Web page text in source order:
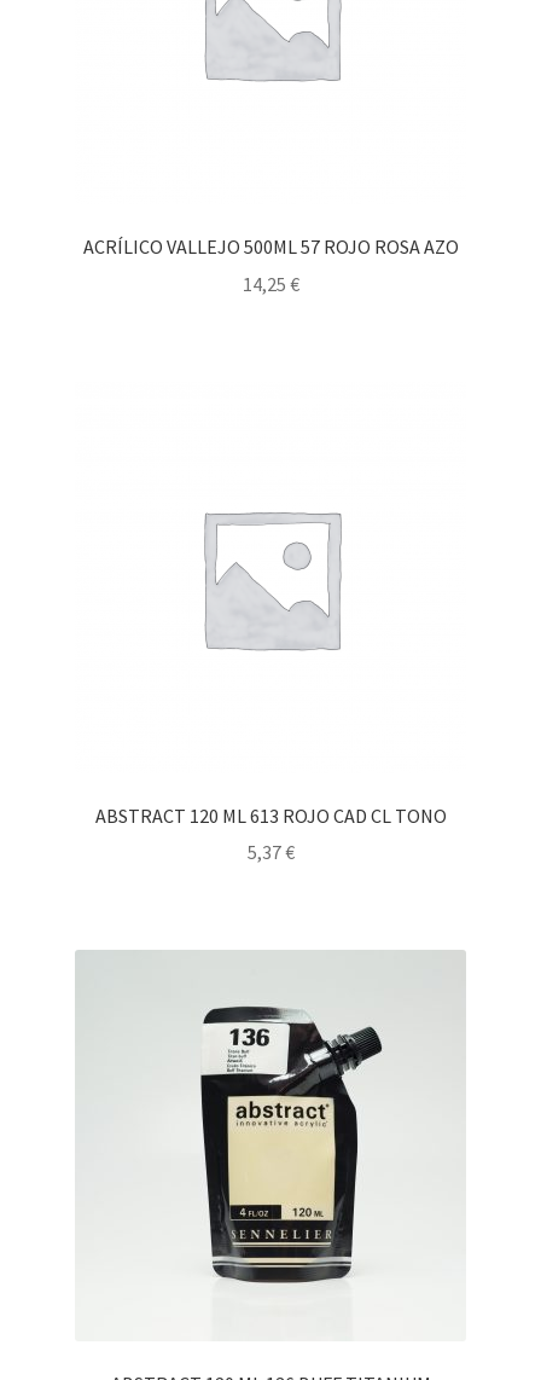
ACRÍLICO VALLEJO 500ML 57 ROJO ROSA AZO
14,25 €
ABSTRACT 120 ML 613 ROJO CAD CL TONO
5,37€